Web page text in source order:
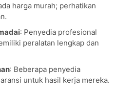
harga murah; perhatikan
: Penyedia profesional
peralatan lengkap dan
: Beberapa penyedia
untuk hasil kerja mereka.